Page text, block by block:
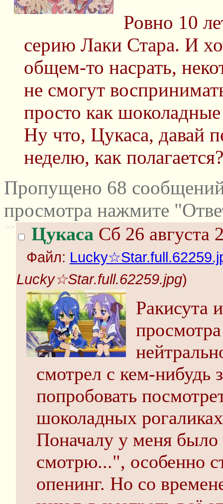
Ровно 10
серию Лаки Стара. И
общем-то насрать,
не смогут
просто как
Ну что, Цукаса, давай
неделю, как полагается?
Пропущено 68
просмотра нажмите
>> Цукаса Сб 26 августа
Файл:
Lucky☆Star.full.62259.jpg)
Ракисута
смотрел с кем-
попробовать
шоколадных
Поначалу у меня было
смотрю...", особенно
опенинг. Но со